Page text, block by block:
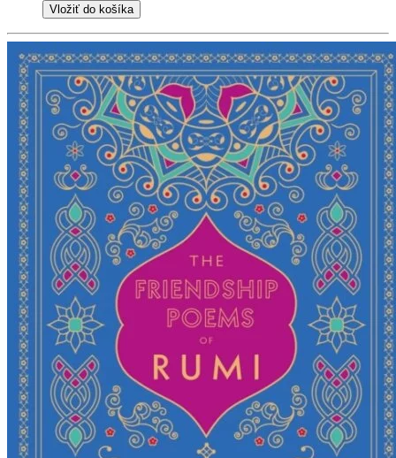
Vložiť do košíka